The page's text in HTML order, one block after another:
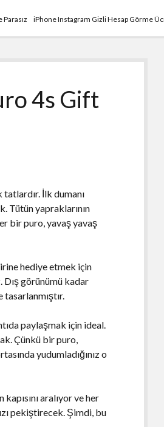
iPhone Instagram Gizli Hesap Görme
4s Gift
İlk dumanı
Tütün yapraklarının
bir puro, yavaş yavaş
hediye etmek için
Dış görünümü kadar
paylaşmak için ideal.
Çünkü bir puro,
yudumladığınız o
aralıyor ve her
pekiştirecek. Şimdi, bu